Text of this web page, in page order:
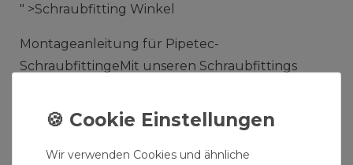
" >Schraubfitting Winkel
Montageanleitung für Pipetec-
SchraubfittingeMit unseren Schraubfittings
herstellen. Es wird lediglich unser Aluminium-
Mehrschichtverbundrohr, eine Rohrschere und
ein Kalibrierer benötigt. Das Alu-Verbundrohr
Wir verwenden Cookies und ähnliche